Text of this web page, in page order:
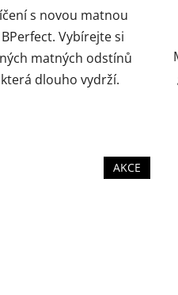
hvězdiček.s novou matnou
Vybírejte si
matných odstínů
dlouho vydrží.
AKCE